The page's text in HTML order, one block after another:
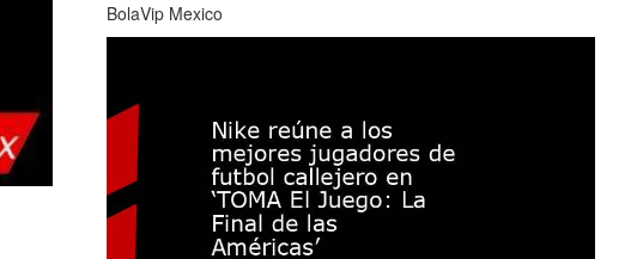
BolaVip Mexico